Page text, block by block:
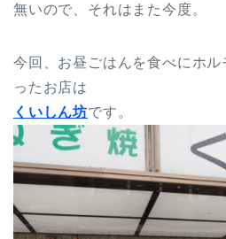
無いので、それはまた今度。
今回、お昼ごはんを食べにホ
ったお店は
くいしん坊です。